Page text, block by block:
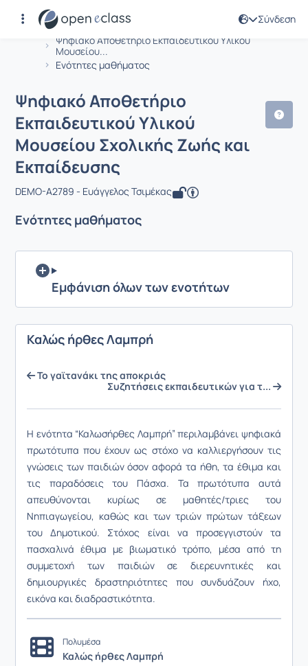
Σύνδεση
Αρχική Σελίδα
Ψηφιακό Αποθετήριο Εκπαιδευτικού Υλικού
Μουσείου...
Ενότητες μαθήματος
Μάθημα : Ψηφιακό Αποθετήριο
Ψηφιακό Αποθετήριο
Εκπαιδευτικού Υλικού
Μουσείου Σχολικής Ζωής και
Εκπαίδευσης
DEMO-A2789 - Ευάγγελος Τσιμέκας
Ενότητες μαθήματος
Εμφάνιση όλων των ενοτήτων
Καλώς ήρθες Λαμπρή
Το γαϊτανάκι της αποκριάς
Συζητήσεις εκπαιδευτικών για τ...
Η ενότητα “Καλωσήρθες Λαμπρή” περιλαμβάνει ψηφιακά
πρωτότυπα που έχουν ως στόχο να καλλιεργήσουν τις
γνώσεις των παιδιών όσον αφορά τα ήθη, τα έθιμα και
τις παραδόσεις του Πάσχα. Τα πρωτότυπα αυτά
απευθύνονται κυρίως σε μαθητές/τριες του
Νηπιαγωγείου, καθώς και των τριών πρώτων τάξεων
του Δημοτικού. Στόχος είναι να προσεγγιστούν τα
πασχαλινά έθιμα με βιωματικό τρόπο, μέσα από τη
συμμετοχή των παιδιών σε διερευνητικές και
δημιουργικές δραστηριότητες που συνδυάζουν ήχο,
εικόνα και διαδραστικότητα.
Πολυμέσα
Καλώς ήρθες Λαμπρή